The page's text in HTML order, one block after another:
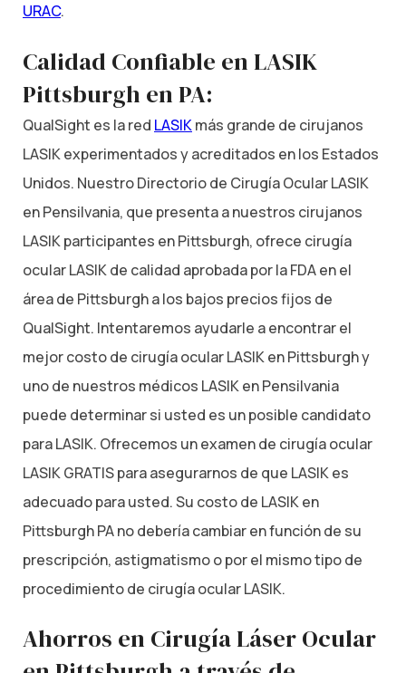
URAC.
Calidad Confiable en LASIK
Pittsburgh en PA:
QualSight es la red LASIKmás grande de cirujanos
LASIK experimentados y acreditados en los Estados
Unidos. Nuestro Directorio de Cirugía Ocular LASIK
en Pensilvania, que presenta a nuestros cirujanos
LASIK participantes en Pittsburgh, ofrece cirugía
ocular LASIK de calidad aprobada por la FDA en el
área de Pittsburgh a los bajos precios fijos de
QualSight. Intentaremos ayudarle a encontrar el
mejor costo de cirugía ocular LASIK en Pittsburgh y
uno de nuestros médicos LASIK en Pensilvania
puede determinar si usted es un posible candidato
para LASIK. Ofrecemos un examen de cirugía ocular
LASIK GRATIS para asegurarnos de que LASIK es
adecuado para usted. Su costo de LASIK en
Pittsburgh PA no debería cambiar en función de su
prescripción, astigmatismo o por el mismo tipo de
procedimiento de cirugía ocular LASIK.
Ahorros en Cirugía Láser Ocular